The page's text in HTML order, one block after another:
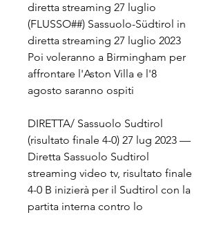
diretta streaming 27 luglio
(FLUSSO##) Sassuolo-Südtirol in
diretta streaming 27 luglio 2023
Poi voleranno a Birmingham per
affrontare l'Aston Villa e l'8
agosto saranno ospiti
DIRETTA/ Sassuolo Sudtirol
(risultato finale 4-0) 27 lug 2023 —
Diretta Sassuolo Sudtirol
streaming video tv, risultato finale
4-0 B inizierà per il Sudtirol con la
partita interna contro lo